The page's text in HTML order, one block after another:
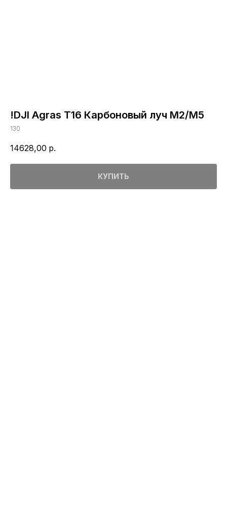
!DJI Agras T16 Карбоновый луч M2/M5
130
14628,00 р.
КУПИТЬ